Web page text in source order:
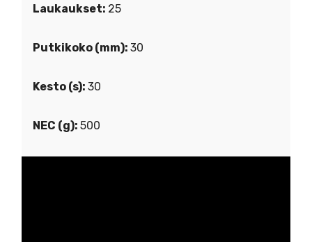
Laukaukset: 25
Putkikoko (mm):30
Kesto (s):30
NEC (g):500